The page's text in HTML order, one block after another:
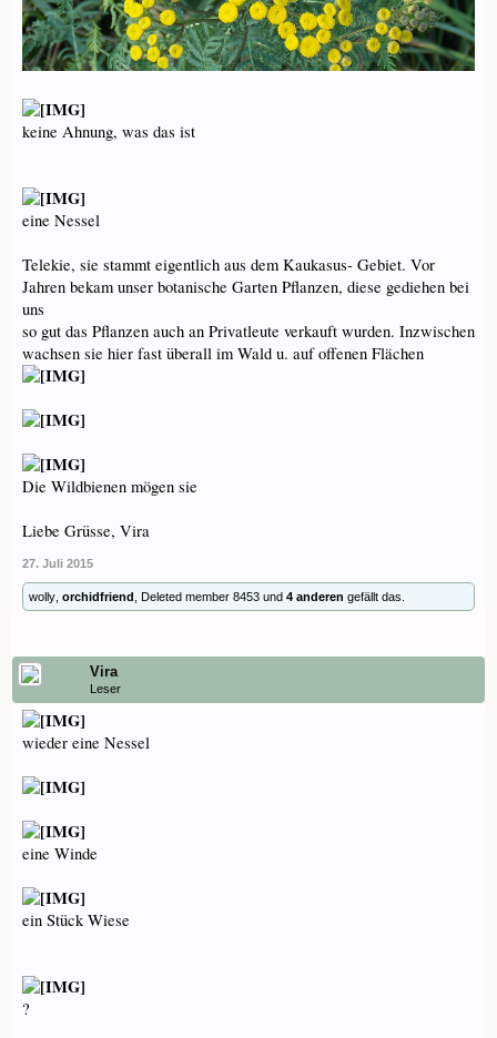
keine Ahnung, was das ist
eine Nessel
Telekie, sie stammt eigentlich aus dem Kaukasus- Gebiet. Vor
Jahren bekam unser botanische Garten Pflanzen, diese gediehen bei
uns
so gut das Pflanzen auch an Privatleute verkauft wurden. Inzwischen
wachsen sie hier fast überall im Wald u. auf offenen Flächen
Die Wildbienen mögen sie
Liebe Grüsse, Vira
27. Juli 2015
wolly orchidfriend Deleted member 8453 und 4 anderen gefällt das.
Vira
Leser
wieder eine Nessel
eine Winde
ein Stück Wiese
?